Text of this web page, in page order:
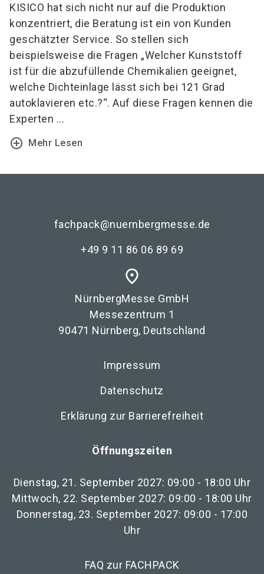
KISICO hat sich nicht nur auf die Produktion
konzentriert, die Beratung ist ein von Kunden
geschätzter Service. So stellen sich
beispielsweise die Fragen „Welcher Kunststoff
ist für die abzufüllende Chemikalien geeignet,
welche Dichteinlage lässt sich bei 121 Grad
autoklavieren etc.?“. Auf diese Fragen kennen die
Experten ...
add_circle_outline Mehr Lesen
fachpack@nuernbergmesse.de
+49 9 11 86 06 89 69
place
NürnbergMesse GmbH
Messezentrum 1
90471 Nürnberg, Deutschland
Impressum
Datenschutz
Erklärung zur Barrierefreiheit
Öffnungszeiten
Dienstag, 21. September 2027: 09:00 - 18:00 Uhr
Mittwoch, 22. September 2027: 09:00 - 18:00 Uhr
Donnerstag, 23. September 2027: 09:00 - 17:00
Uhr
FAQ zur FACHPACK